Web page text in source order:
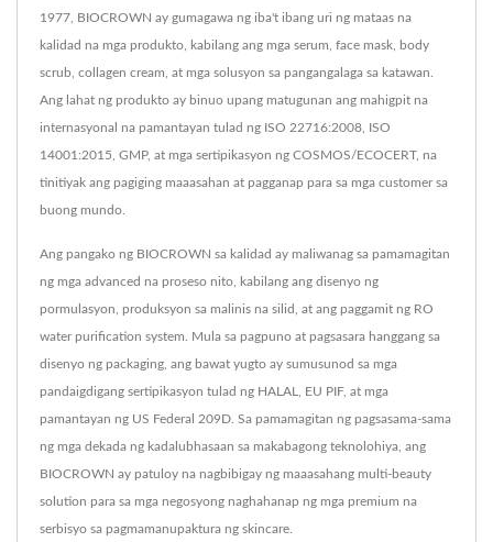
1977, BIOCROWN ay gumagawa ng iba't ibang uri ng mataas na
kalidad na mga produkto, kabilang ang mga serum, face mask, body
scrub, collagen cream, at mga solusyon sa pangangalaga sa katawan.
Ang lahat ng produkto ay binuo upang matugunan ang mahigpit na
internasyonal na pamantayan tulad ng ISO 22716:2008, ISO
14001:2015, GMP, at mga sertipikasyon ng COSMOS/ECOCERT, na
tinitiyak ang pagiging maaasahan at pagganap para sa mga customer sa
buong mundo.
Ang pangako ng BIOCROWN sa kalidad ay maliwanag sa pamamagitan
ng mga advanced na proseso nito, kabilang ang disenyo ng
pormulasyon, produksyon sa malinis na silid, at ang paggamit ng RO
water purification system. Mula sa pagpuno at pagsasara hanggang sa
disenyo ng packaging, ang bawat yugto ay sumusunod sa mga
pandaigdigang sertipikasyon tulad ng HALAL, EU PIF, at mga
pamantayan ng US Federal 209D. Sa pamamagitan ng pagsasama-sama
ng mga dekada ng kadalubhasaan sa makabagong teknolohiya, ang
BIOCROWN ay patuloy na nagbibigay ng maaasahang multi-beauty
solution para sa mga negosyong naghahanap ng mga premium na
serbisyo sa pagmamanupaktura ng skincare.